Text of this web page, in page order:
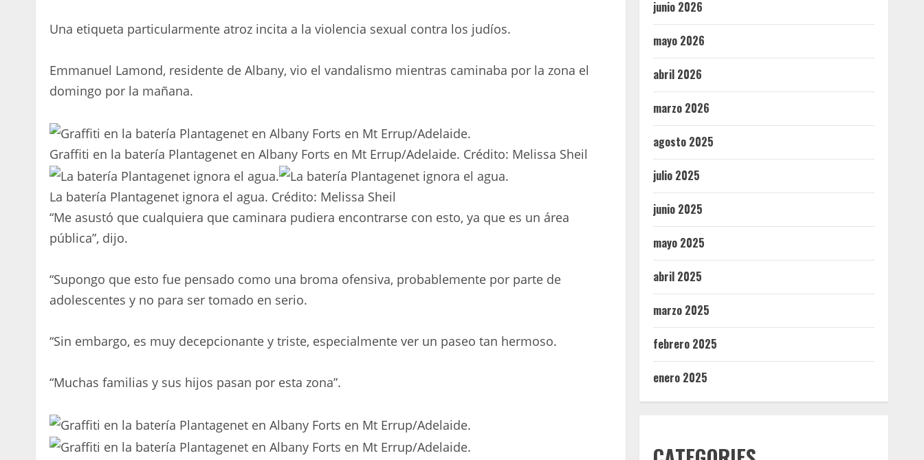
Una etiqueta particularmente atroz incita a la violencia sexual contra los judíos.
Emmanuel Lamond, residente de Albany, vio el vandalismo mientras caminaba por la zona el
domingo por la mañana.
Graffiti en la batería Plantagenet en Albany Forts en Mt Errup/Adelaide. Crédito: Melissa Sheil
La batería Plantagenet ignora el agua. Crédito: Melissa Sheil
“Me asustó que cualquiera que caminara pudiera encontrarse con esto, ya que es un área
pública”, dijo.
“Supongo que esto fue pensado como una broma ofensiva, probablemente por parte de
adolescentes y no para ser tomado en serio.
“Sin embargo, es muy decepcionante y triste, especialmente ver un paseo tan hermoso.
“Muchas familias y sus hijos pasan por esta zona”.
junio 2026
mayo 2026
abril 2026
marzo 2026
agosto 2025
julio 2025
junio 2025
mayo 2025
abril 2025
marzo 2025
febrero 2025
enero 2025